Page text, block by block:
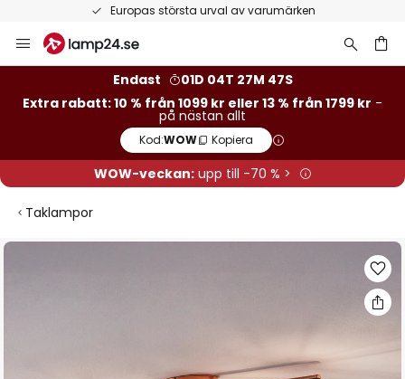
Europas största urval av varumärken
Hoppa
till
Endast
01D 04T 27M 47S
Extra rabatt: 10 % från 1099 kr eller 13 % från 1799 kr -
på nästan allt
Kod:WOW Kopiera
WOW-veckan:upp till -70 % >
Taklampor
Hoppa